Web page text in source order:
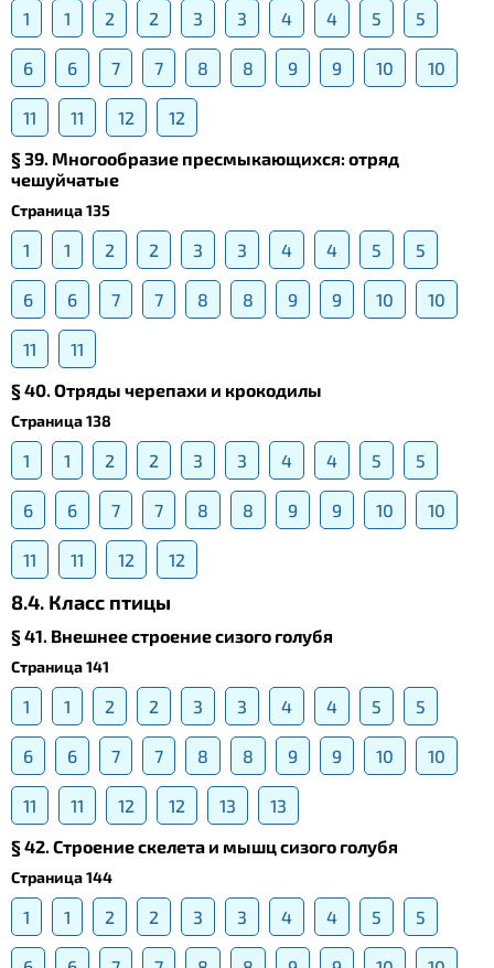
1 1 2 2 3 3 4 4 5 5
6 6 7 7 8 8 9 9 10 10
11 11 12
12
§ 39. Многообразие пресмыкающихся: отряд
чешуйчатые
Страница 135
1 1 2 2 3 3 4 4 5 5
6 6 7 7 8 8 9 9 10 10
11
11
§ 40. Отряды черепахи и крокодилы
Страница 138
1 1 2 2 3 3 4 4 5 5
6 6 7 7 8 8 9 9 10 10
11 11 12 12
8.4. Класс птицы
§ 41. Внешнее строение сизого голубя
Страница 141
1 1 2 2 3 3 4 4 5 5
6 6 7 7 8 8 9 9 10 10
11 11 12 12 13
13
§ 42. Строение скелета и мышц сизого голубя
Страница 144
1 1 2 2 3 3 4 4 5 5